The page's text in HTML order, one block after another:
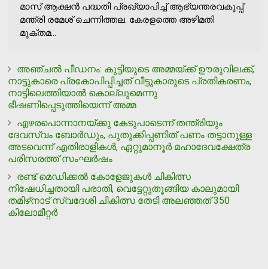
മാസ് ആക്ഷൻ പദ്ധതി പ്രഖ്യാപിച്ച് ആഭ്യന്തരവകുപ്പ്
മന്ത്രി രമേശ് ചെന്നിത്തല. കേരളത്തെ അഴിമതി
മുക്തമ...
അഞ്ചല്‍ പീഡനം: കുട്ടിയുടെ അമ്മയ്ക്ക് ഊരുവിലക്ക്,
നാട്ടുകാരെ പ്രകോപിപ്പിച്ചത് വീട്ടുകാരുടെ പ്രതികരണം,
നാട്ടിലെത്തിയാല്‍ കൊല്ലുമെന്നു
ഭീഷണിപ്പെടുത്തിയെന്ന് അമ്മ
എഴരപൊന്നാനയ്ക്കു കേടുപാടെന്ന് തന്ത്രിയും
ദേവസ്വം ബോര്‍ഡും, പുതുക്കിപ്പണിത് പണം തട്ടാനുള്ള
അടവെന്ന് എതിരാളികള്‍, ഏറ്റുമാനൂര്‍ മഹാദേവക്ഷേത്ര
പരിസരത്ത് സംഘര്‍ഷം
രണ്ട് മെഡിക്കല്‍ കോളേജുകള്‍ ചികിത്സ
നിഷേധിച്ചതായി പരാതി, വെട്ടേറ്റുതൂങ്ങിയ കാലുമായി
തമിഴ്‌നാട് സ്വദേശി ചികിത്സ തേടി അലഞ്ഞത് 350
കിലോമീറ്റര്‍